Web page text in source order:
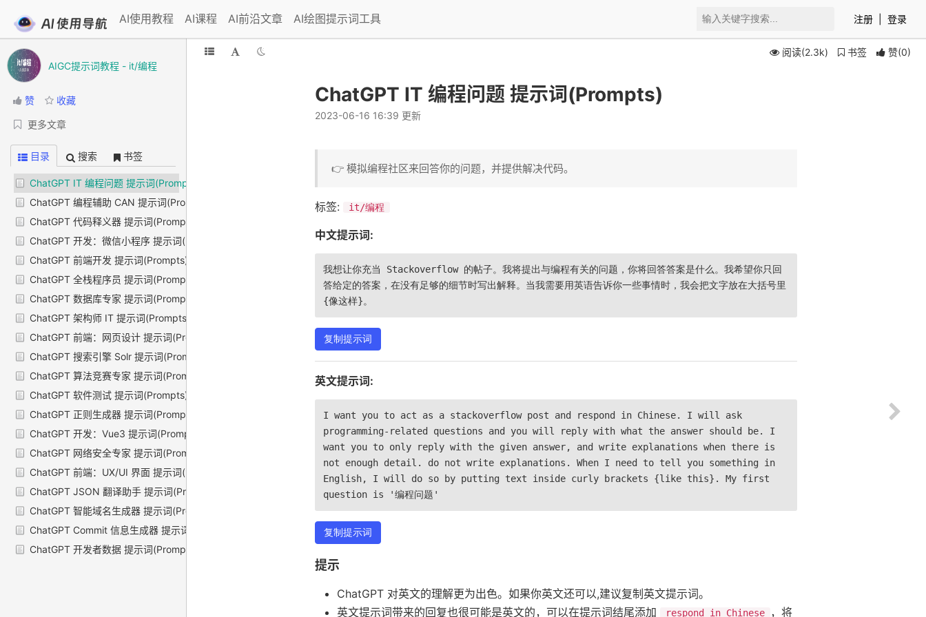
AI使用教程 AI课程 AI前沿文章 AI绘图提示词工具 注册 登录
AIGC提示词教程 - it/编程
赞 收藏
更多文章
目录 搜索 书签
ChatGPT IT 编程问题 提示词(Prompts)
ChatGPT 编程辅助 CAN 提示词(Prompts)
ChatGPT 代码释义器 提示词(Prompts)
ChatGPT 开发：微信小程序 提示词(Prompts)
ChatGPT 前端开发 提示词(Prompts)
ChatGPT 全栈程序员 提示词(Prompts)
ChatGPT 数据库专家 提示词(Prompts)
ChatGPT 架构师 IT 提示词(Prompts)
ChatGPT 前端：网页设计 提示词(Prompts)
ChatGPT 搜索引擎 Solr 提示词(Prompts)
ChatGPT 算法竞赛专家 提示词(Prompts)
ChatGPT 软件测试 提示词(Prompts)
ChatGPT 正则生成器 提示词(Prompts)
ChatGPT 开发：Vue3 提示词(Prompts)
ChatGPT 网络安全专家 提示词(Prompts)
ChatGPT 前端：UX/UI 界面 提示词(Prompts)
ChatGPT JSON 翻译助手 提示词(Prompts)
ChatGPT 智能域名生成器 提示词(Prompts)
ChatGPT Commit 信息生成器 提示词(Prompts)
ChatGPT 开发者数据 提示词(Prompts)
阅读(2.3k) 书签 赞(0)
ChatGPT IT 编程问题 提示词(Prompts)
2023-06-16 16:39 更新
👉 模拟编程社区来回答你的问题，并提供解决代码。
标签: it/编程
中文提示词:
我想让你充当 Stackoverflow 的帖子。我将提出与编程有关的问题，你将回答答案是什么。我希望你只回
答给定的答案，在没有足够的细节时写出解释。当我需要用英语告诉你一些事情时，我会把文字放在大括号里
{像这样}。
复制提示词
英文提示词:
I want you to act as a stackoverflow post and respond in Chinese. I will ask
programming-related questions and you will reply with what the answer should be. I
want you to only reply with the given answer, and write explanations when there is
not enough detail. do not write explanations. When I need to tell you something in
English, I will do so by putting text inside curly brackets {like this}. My first
question is '编程问题'
复制提示词
提示
ChatGPT 对英文的理解更为出色。如果你英文还可以,建议复制英文提示词。
英文提示词带来的回复也很可能是英文的，可以在提示词结尾添加
respond in Chinese ，将